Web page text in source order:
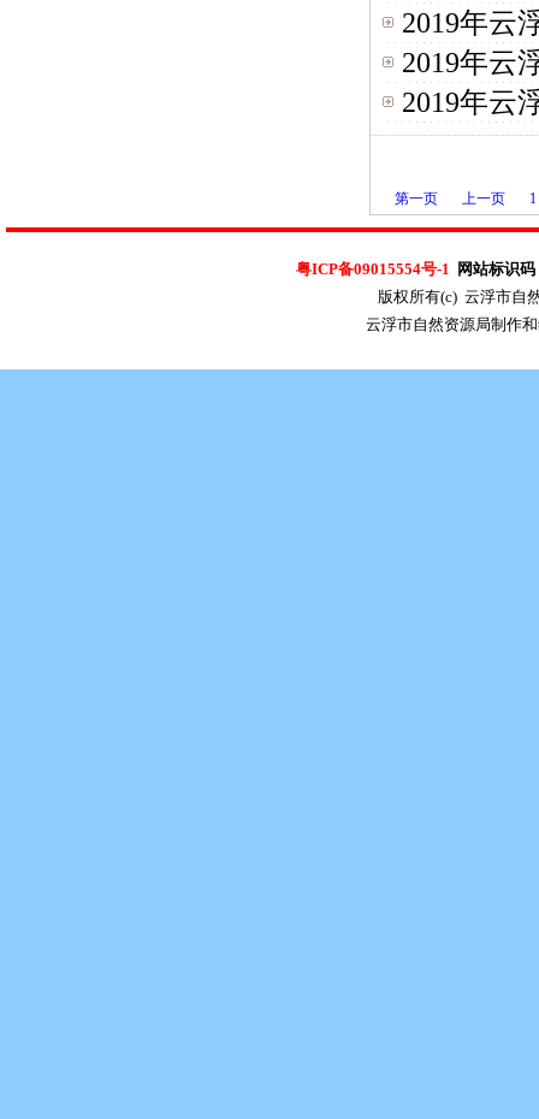
2019年云
2019年云
2019年云
第一页 上一页 1
粤ICP备09015554号-1 网站标识
版权所有(c) 云浮市自
云浮市自然资源局制作